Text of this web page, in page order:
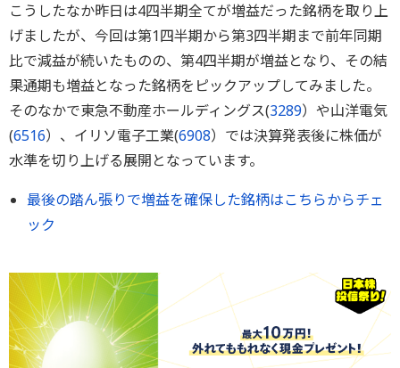
こうしたなか昨日は4四半期全てが増益だった銘柄を取り上
げましたが、今回は第1四半期から第3四半期まで前年同期
比で減益が続いたものの、第4四半期が増益となり、その結
果通期も増益となった銘柄をピックアップしてみました。
そのなかで東急不動産ホールディングス(3289）や山洋電気
(6516）、イリソ電子工業(6908）では決算発表後に株価が
水準を切り上げる展開となっています。
最後の踏ん張りで増益を確保した銘柄はこちらからチェ
ック